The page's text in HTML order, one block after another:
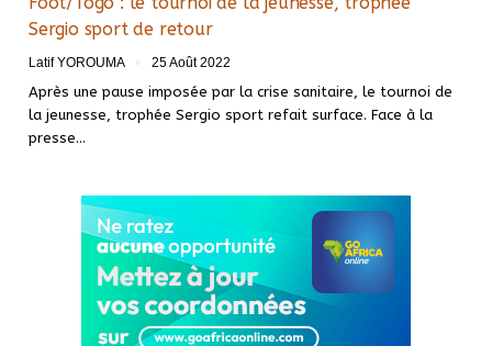
Sergio sport de retour
Latif YOROUMA 25 Août 2022
Après une pause imposée par la crise sanitaire, le tournoi de
la jeunesse, trophée Sergio sport refait surface. Face à la
presse…